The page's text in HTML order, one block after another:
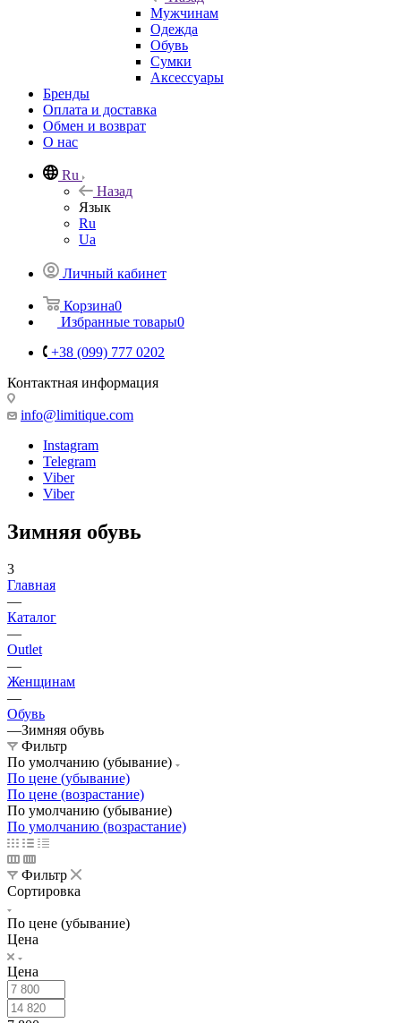
Мужчинам
Одежда
Обувь
Сумки
Аксессуары
Бренды
Оплата и доставка
Обмен и возврат
О нас
Ru
Назад
Язык
Ru
Ua
Личный кабинет
Корзина0
Избранные товары0
+38 (099) 777 0202
Контактная информация
info@limitique.com
Instagram
Telegram
Viber
Viber
Зимняя обувь
3
Главная
—
Каталог
—
Outlet
—
Женщинам
—
Обувь
—Зимняя обувь
Фильтр
По умолчанию (убывание)
По цене (убывание)
По цене (возрастание)
По умолчанию (убывание)
По умолчанию (возрастание)
Фильтр
Сортировка
По цене (убывание)
Цена
Цена